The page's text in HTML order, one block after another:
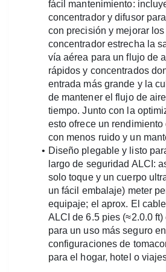
fácil mantenimiento:
concentrador y difusor
con precisión y mejorar los
concentrador estrecha la
vía aérea para un flujo de
rápidos y concentrados
entrada más grande y la
de mantener el flujo de
tiempo. Junto con la
esto ofrece un
con menos ruido y un
Diseño plegable y listo
largo de seguridad ALCI:
solo toque y un cuerpo
un fácil embalaje) meter
equipaje; el aprox. El
ALCI de 6.5 pies (≈2.0.0
para un uso más seguro
configuraciones de
para el hogar, hotel o